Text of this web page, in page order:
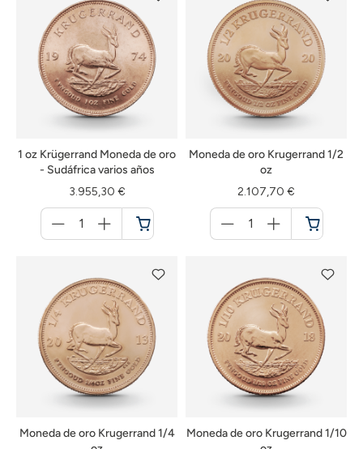
1 oz Krügerrand Moneda de oro
- Sudáfrica varios años
3.955,30 €
für
Cesta
compra
Moneda de oro Krugerrand 1/2
oz
2.107,70 €
für
Cesta
compra
Moneda de oro Krugerrand 1/4
Moneda de oro Krugerrand 1/10